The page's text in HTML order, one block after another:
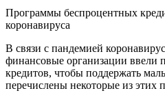
Программы беспроцентных
коронавируса
В связи с пандемией
финансовые организации ввели
кредитов, чтобы поддержать
перечислены некоторые из этих